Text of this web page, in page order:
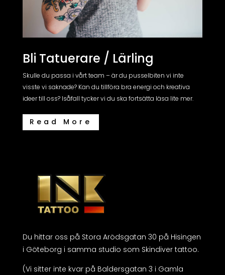
Bli Tatuerare / Lärling
Skulle du passa i vårt team – är du pusselbiten vi inte
visste vi saknade? Kan du tillföra bra energi och kreativa
ideer till oss? Isåfall tycker vi du ska fortsätta läsa lite mer.
Read More
Du hittar oss på Stora Arödsgatan 30 på Hisingen
i Göteborg i samma studio som Skindiver tattoo.
(Vi sitter inte kvar på Baldersgatan 3 i Gamla